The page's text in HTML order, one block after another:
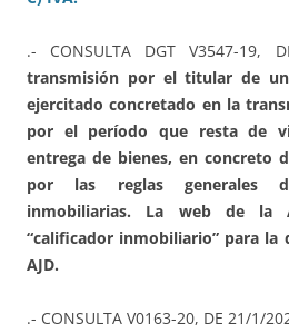
.- CONSULTA DGT V3547-19,
transmisión por el titular de
ejercitado concretado en la
por el período que resta de
entrega de bienes, en concreto
por las reglas generales
inmobiliarias. La web de la
“calificador inmobiliario” para la
AJD.
.- CONSULTA V0163-20, DE 21/1/